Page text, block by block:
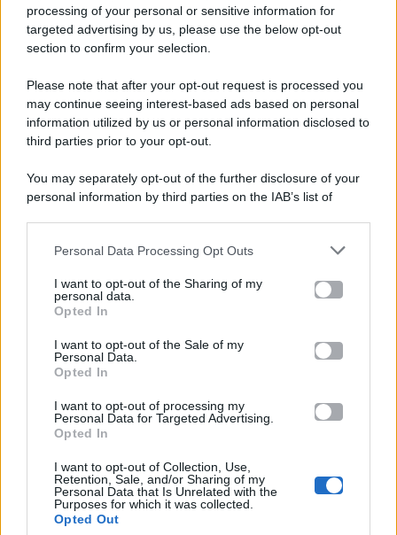
processing of your personal or sensitive information for
targeted advertising by us, please use the below opt-out
section to confirm your selection.
Please note that after your opt-out request is processed you
may continue seeing interest-based ads based on personal
information utilized by us or personal information disclosed to
third parties prior to your opt-out.
You may separately opt-out of the further disclosure of your
personal information by third parties on the IAB’s list of
This information may also be disclosed by us to third parties
disclose it to other third parties.
Please note that this website/app uses one or more Google
services and may gather and store information including but
not limited to your visit or usage behaviour. You may click to
grant or deny consent to Google and its third-party tags to
consent section.
Personal Data Processing Opt Outs
I want to opt-out of the Sharing of my
personal data.
Opted In
I want to opt-out of the Sale of my
Personal Data.
Opted In
I want to opt-out of processing my
Personal Data for Targeted Advertising.
Opted In
I want to opt-out of Collection, Use,
Retention, Sale, and/or Sharing of my
Personal Data that Is Unrelated with the
Purposes for which it was collected.
Opted Out
Gossip e TV è un sito di MASTE S.r.l.
viale Luigi Majno n. 21 - 20129 Milano (MI)
P.Iva 10909580960
Categorie
Gossip
Televisione
Programmi TV
Amici
Ballando Con Le Stelle
Grande Fratello
Isola Dei Famosi